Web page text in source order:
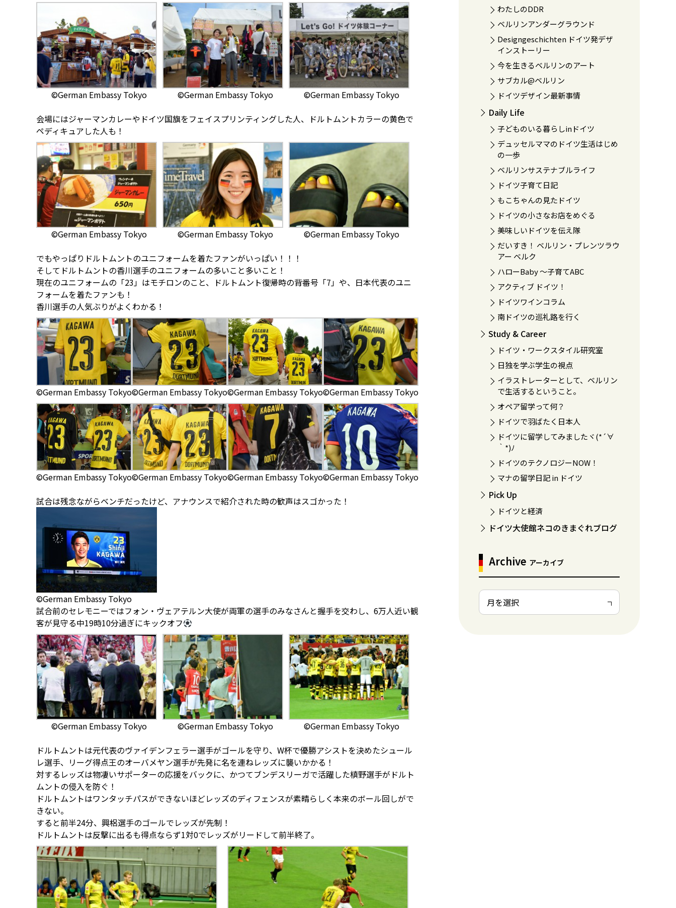
©German Embassy Tokyo ©German Embassy Tokyo
©German Embassy Tokyo
会場にはジャーマンカレーやドイツ国旗をフェイスプリンティングした人、ドルトムントカラーの黄色で
ペディキュアした人も！
©German Embassy Tokyo ©German Embassy Tokyo
©German Embassy Tokyo
でもやっぱりドルトムントのユニフォームを着たファンがいっぱい！！！
そしてドルトムントの香川選手のユニフォームの多いこと多いこと！
現在のユニフォームの「23」はモチロンのこと、ドルトムント復帰時の背番号「7」や、日本代表のユニ
フォームを着たファンも！
香川選手の人気ぶりがよくわかる！
©German Embassy Tokyo©German Embassy Tokyo©German Embassy Tokyo©German Embassy Tokyo
©German Embassy Tokyo©German Embassy Tokyo©German Embassy Tokyo©German Embassy Tokyo
試合は残念ながらベンチだったけど、アナウンスで紹介された時の歓声はスゴかった！
©German Embassy Tokyo
試合前のセレモニーではフォン・ヴェアテルン大使が両軍の選手のみなさんと握手を交わし、6万人近い観
客が見守る中19時10分過ぎにキックオフ
©German Embassy Tokyo ©German Embassy Tokyo
©German Embassy Tokyo
ドルトムントは元代表のヴァイデンフェラー選手がゴールを守り、W杯で優勝アシストを決めたシュール
レ選手、リーグ得点王のオーバメヤン選手が先発に名を連ねレッズに襲いかかる！
対するレッズは物凄いサポーターの応援をバックに、かつてブンデスリーガで活躍した槙野選手がドルト
ムントの侵入を防ぐ！
ドルトムントはワンタッチパスができないほどレッズのディフェンスが素晴らしく本来のボール回しがで
きない。
すると前半24分、興梠選手のゴールでレッズが先制！
ドルトムントは反撃に出るも得点ならず1対0でレッズがリードして前半終了。
わたしのDDR
ベルリンアンダーグラウンド
Designgeschichten ドイツ発デザ
インストーリー
今を生きるベルリンのアート
サブカル@ベルリン
ドイツデザイン最新事情
Daily Life
子どものいる暮らしinドイツ
デュッセルママのドイツ生活はじめ
の一歩
ベルリンサステナブルライフ
ドイツ子育て日記
もこちゃんの見たドイツ
ドイツの小さなお店をめぐる
美味しいドイツを伝え隊
だいすき！ ベルリン・プレンツラウ
アー ベルク
ハローBaby 〜子育てABC
アクティブ ドイツ！
ドイツワインコラム
南ドイツの巡礼路を行く
Study & Career
ドイツ・ワークスタイル研究室
日独を学ぶ学生の視点
イラストレーターとして、ベルリン
で生活するということ。
オペア留学って何？
ドイツで羽ばたく日本人
ドイツに留学してみましたヾ(*´∀
｀*)ﾉ
ドイツのテクノロジーNOW！
マナの留学日記 in ドイツ
Pick Up
ドイツと経済
ドイツ大使館ネコのきまぐれブログ
Archive アーカイブ